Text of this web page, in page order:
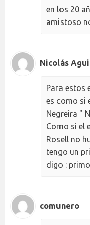
en los 20
amistoso
Nicolás
Para estos
es como si
Negreira "
Como si el
Rosell no
tengo un
digo :
comunero